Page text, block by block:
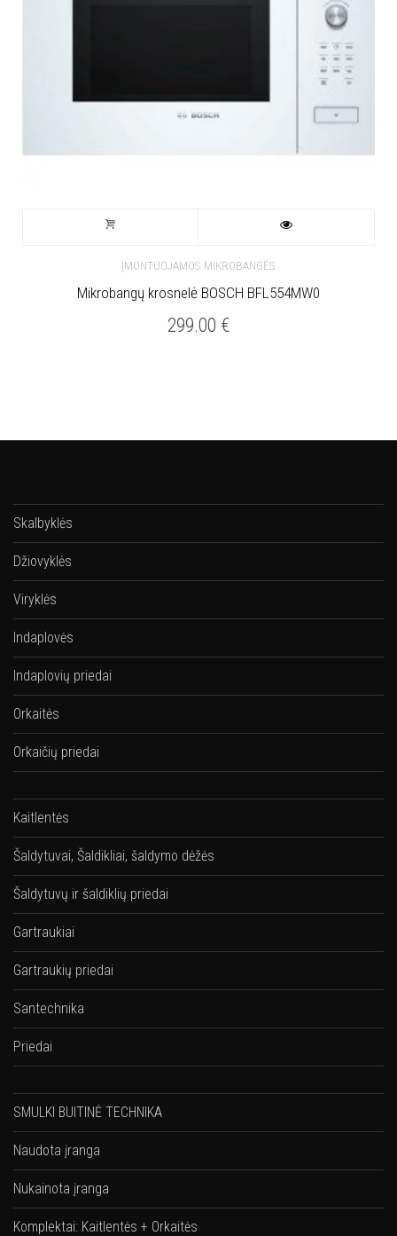
ĮMONTUOJAMOS MIKROBANGĖS
Mikrobangų krosnelė BOSCH BFL554MW0
299.00 €
Skalbyklės
Džiovyklės
Viryklės
Indaplovės
Indaplovių priedai
Orkaitės
Orkaičių priedai
Kaitlentės
Šaldytuvai, Šaldikliai, šaldymo dėžės
Šaldytuvų ir šaldiklių priedai
Gartraukiai
Gartraukių priedai
Santechnika
Priedai
SMULKI BUITINĖ TECHNIKA
Naudota įranga
Nukainota įranga
Komplektai: Kaitlentės + Orkaitės